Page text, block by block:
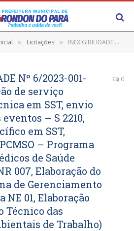
» Licitações » INEXIGIBILIDADE Nº 6/2023-001-SAAE (Prestação de serviço Assessoria Técnica em SST, envio periódicos dos eventos – S 2210, software específico em SST, elaboração do PCMSO – Programa de Controle Médicos de Saúde Ocupacional, NR 007, Elaboração do PGR – Programa de Gerenciamento de Riscos, nova NE 01, Elaboração LTCAT – Laudo Técnico das Condições Ambientais de Trabalho)
Nº 6/2023-001-
de serviço
em SST, envio
– S 2210,
em SST,
– Programa
de Saúde
007, Elaboração do
de Gerenciamento
NE 01, Elaboração
Técnico das
de Trabalho)
0